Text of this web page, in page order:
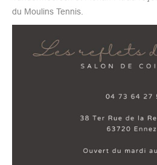
du Moulins Tennis.​